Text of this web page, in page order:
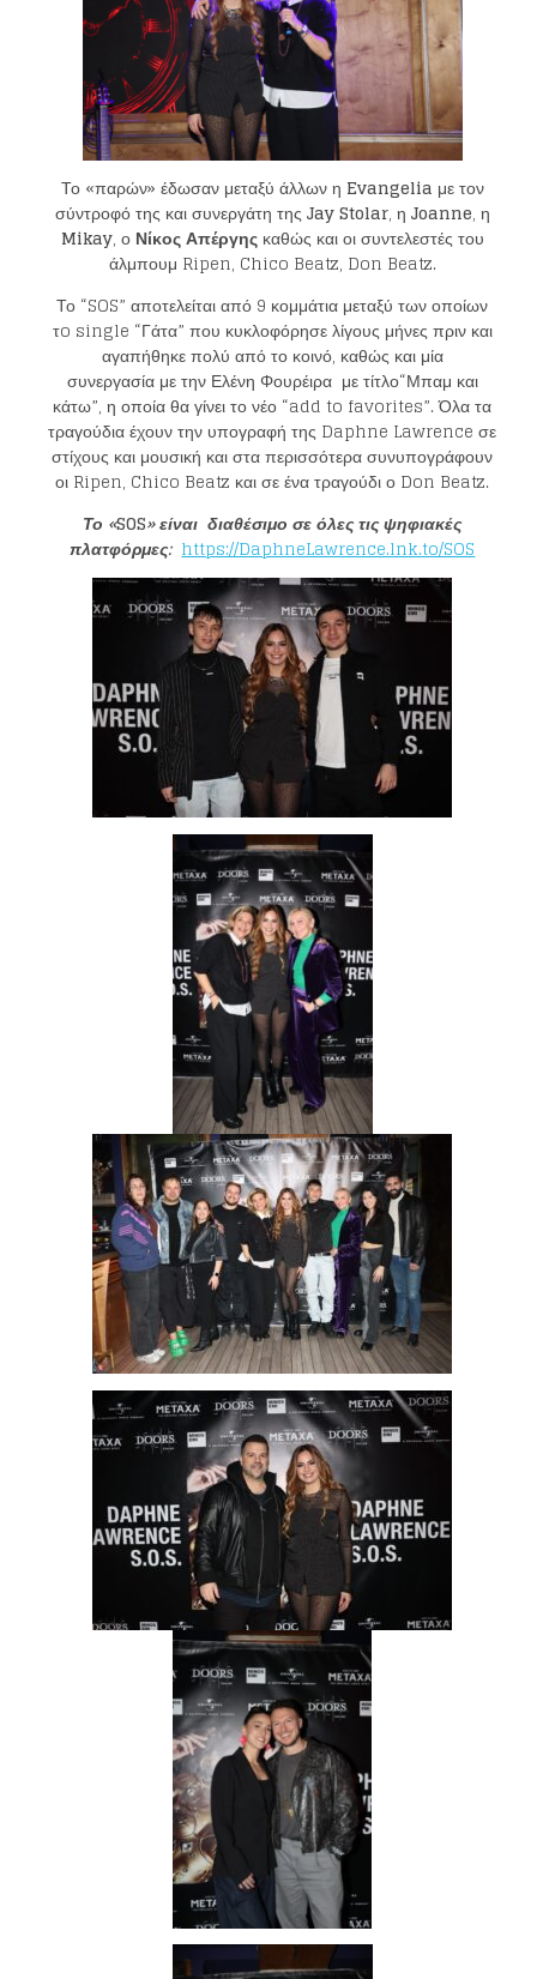
Το «παρών» έδωσαν μεταξύ άλλων η Evangelia με τον
σύντροφό της και συνεργάτη τηςJay Stolar, η Joanne, η
Mikay, ο Νίκος Απέργηςκαθώς και οι συντελεστές του
άλμπουμ Ripen, Chico Beatz, Don Beatz.
Το “SOS” αποτελείται από 9 κομμάτια μεταξύ των οποίων
τo single “Γάτα” που κυκλοφόρησε λίγους μήνες πριν και
αγαπήθηκε πολύ από το κοινό, καθώς και μία
συνεργασία με την Ελένη Φουρέιρα με τίτλο“Μπαμ και
κάτω”, η οποία θα γίνει το νέο “add to favorites”. Όλα τα
τραγούδια έχουν την υπογραφή της Daphne Lawrence σε
στίχους και μουσική και στα περισσότερα συνυπογράφουν
οι Ripen, Chico Beatz και σε ένα τραγούδι ο Don Beatz.
Το «SOS» είναι διαθέσιμο σε όλες τις ψηφιακές
πλατφόρμες: https://DaphneLawrence.lnk.to/SOS
Loading your form, please wait...